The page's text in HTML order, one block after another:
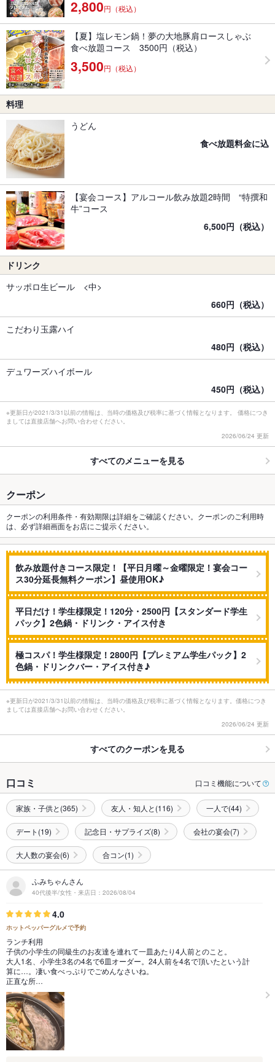
2,800円（税込）
【夏】塩レモン鍋！夢の大地豚肩ロースしゃぶ
食べ放題コース 3500円（税込）
3,500円（税込）
料理
うどん
食べ放題料金に込
【宴会コース】アルコール飲み放題2時間 “特撰和
牛”コース
6,500円（税込）
ドリンク
サッポロ生ビール <中>
660円（税込）
こだわり玉露ハイ
480円（税込）
デュワーズハイボール
450円（税込）
※更新日が2021/3/31以前の情報は、当時の価格及び税率に基づく情報となります。 価格につき
ましては直接店舗へお問い合わせください。
2026/06/24 更新
すべてのメニューを見る
クーポン
クーポンの利用条件・有効期限は詳細をご確認ください。クーポンのご利用時
は、必ず詳細画面をお店にご提示ください。
飲み放題付きコース限定！【平日月曜～金曜限定！宴会コー
ス30分延長無料クーポン】昼使用OK♪
平日だけ！学生様限定！120分・2500円【スタンダード学生
パック】2色鍋・ドリンク・アイス付き
極コスパ！学生様限定！2800円【プレミアム学生パック】2
色鍋・ドリンクバー・アイス付き♪
※更新日が2021/3/31以前の情報は、当時の価格及び税率に基づく情報となります。価格につき
ましては直接店舗へお問い合わせください。
2026/06/24 更新
すべてのクーポンを見る
口コミ 口コミ機能について
家族・子供と(365) 友人・知人と(116) 一人で(44)
デート(19) 記念日・サプライズ(8) 会社の宴会(7)
大人数の宴会(6) 合コン(1)
ふみちゃんさん
40代後半/女性・来店日：2026/08/04
4.0
ホットペッパーグルメで予約
ランチ利用
子供の小学生の同級生のお友達を連れて一皿あたり4人前とのこと。
大人1名、小学生3名の4名で6皿オーダー。24人前を4名で頂いたという計
算に…。凄い食べっぷりでごめんなさいね。
正直な所…